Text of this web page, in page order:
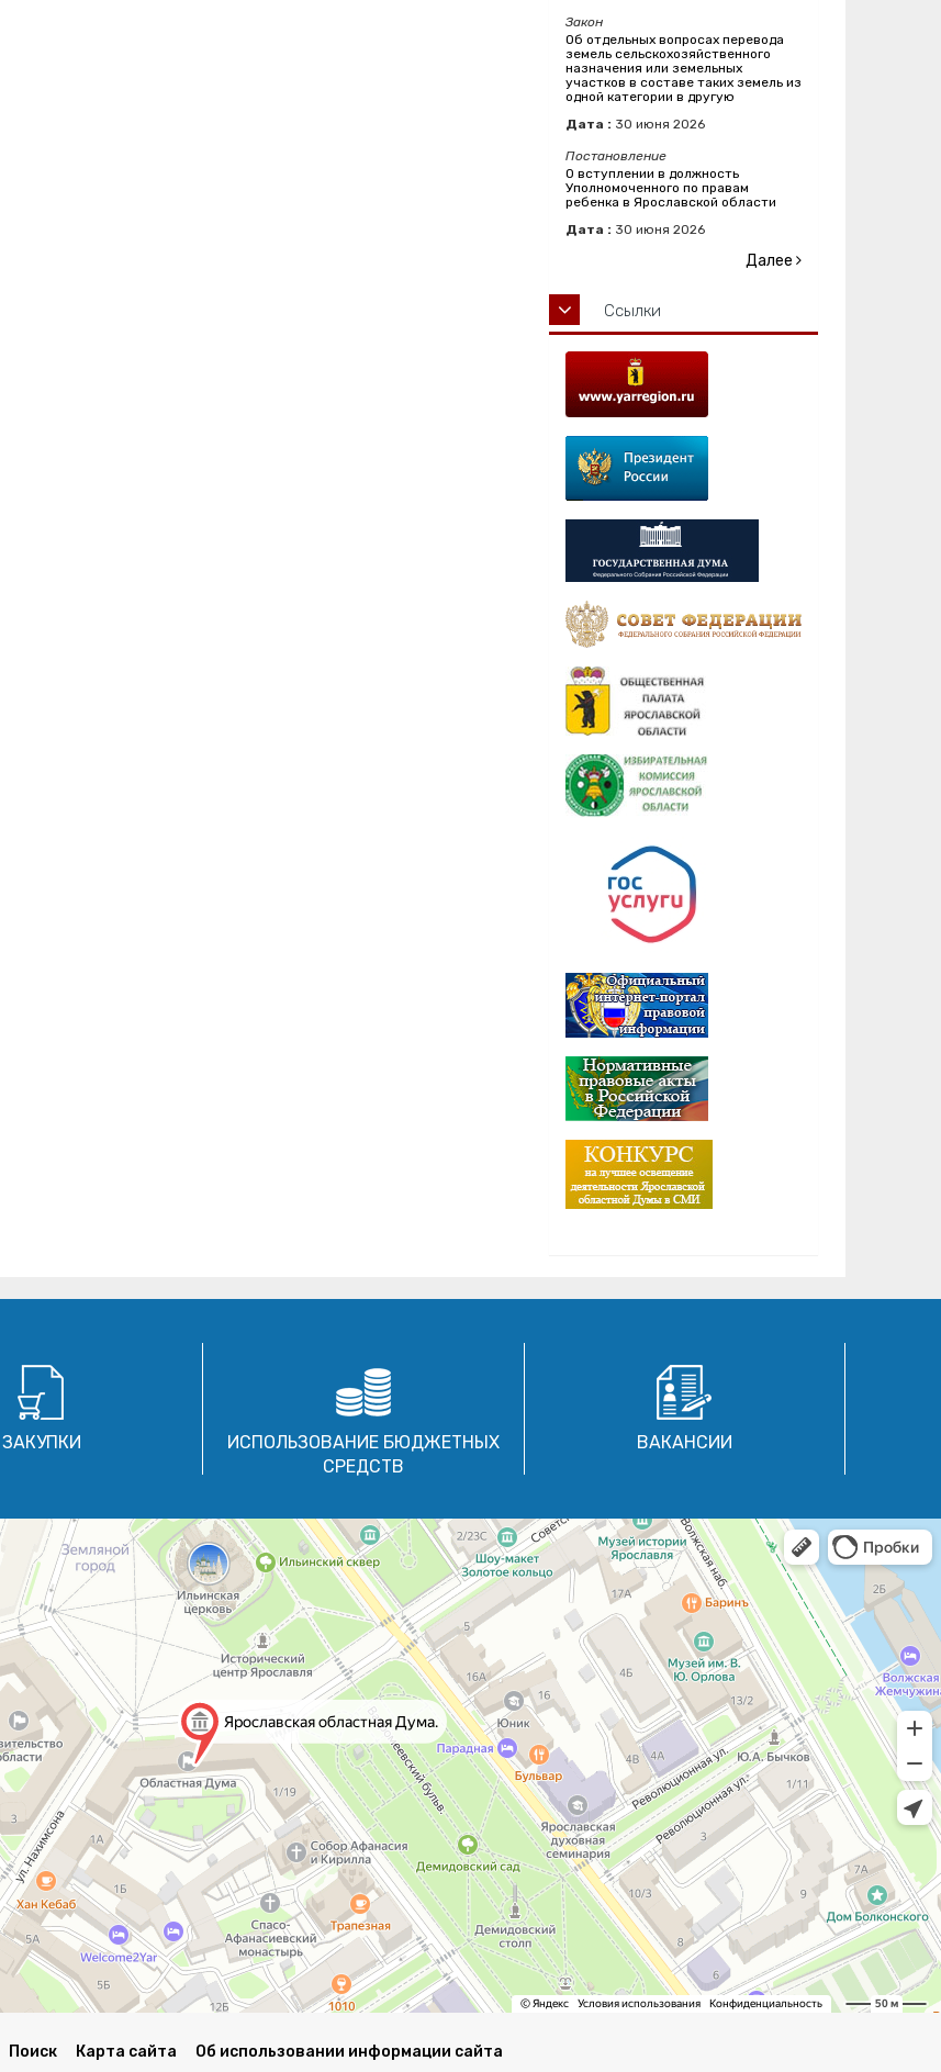
Закон
Об отдельных вопросах перевода
земель сельскохозяйственного
назначения или земельных
участков в составе таких земель из
одной категории в другую
Дата : 30 июня 2026
Постановление
О вступлении в должность
Уполномоченного по правам
ребенка в Ярославской области
Дата : 30 июня 2026
Далее
Ссылки
ЗАКУПКИ
ИСПОЛЬЗОВАНИЕ БЮДЖЕТНЫХ
СРЕДСТВ
ВАКАНСИИ
Поиск Карта сайта Об использовании информации сайта